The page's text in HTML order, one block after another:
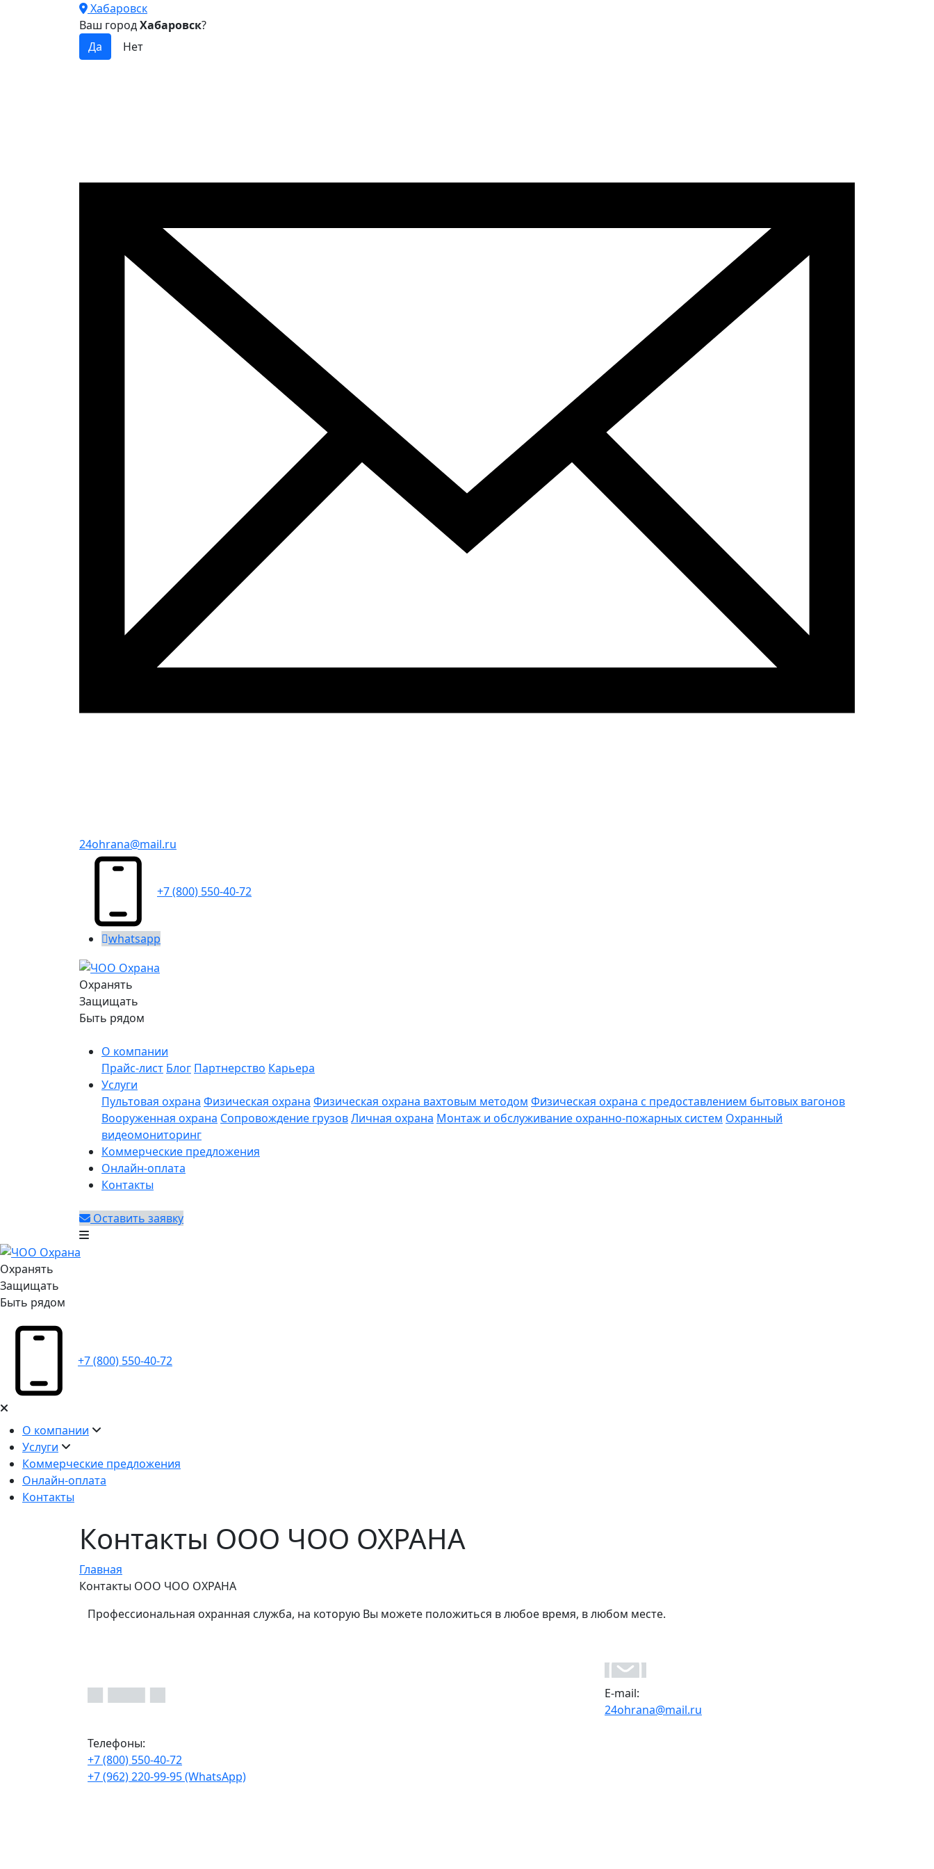
Хабаровск
Ваш городХабаровск?
24ohrana@mail.ru
+7 (800) 550-40-72
whatsapp
Охранять
Защищать
Быть рядом
О компании
Прайс-лист Блог Партнерство Карьера
Услуги
Пультовая охрана Физическая охрана Физическая охрана вахтовым методом Физическая охрана с предоставлением бытовых вагонов
Вооруженная охрана Сопровождение грузовЛичная охрана Монтаж и обслуживание охранно-пожарных систем Охранный
видеомониторинг
Коммерческие предложения
Онлайн-оплата
Контакты
Оставить заявку
Охранять
Защищать
Быть рядом
+7 (800) 550-40-72
О компании
Услуги
Коммерческие предложения
Онлайн-оплата
Контакты
Контакты ООО ЧОО ОХРАНА
Главная
Контакты ООО ЧОО ОХРАНА
Профессиональная охранная служба, на которую Вы можете положиться в любое время, в любом месте.
Телефоны:
+7 (800) 550-40-72
+7 (962) 220-99-95 (WhatsApp)
E-mail:
24ohrana@mail.ru